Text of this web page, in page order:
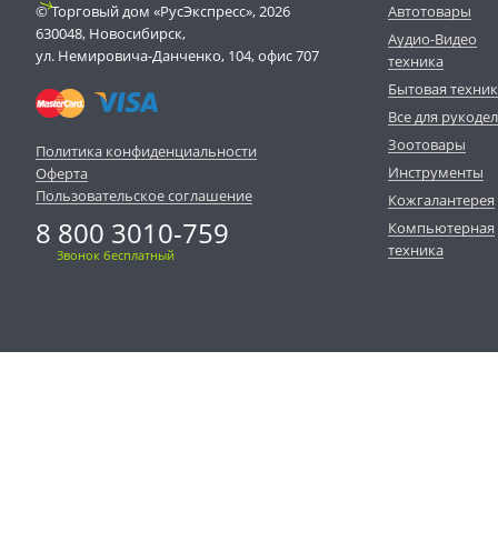
© Торговый дом «РусЭкспресс», 2026
630048, Новосибирск,
ул. Немировича-Данченко, 104, офис 707
Политика конфиденциальности
Оферта
Пользовательское соглашение
8 800 3010-759
Звонок бесплатный
Автотовары
Аудио-Видео
техника
Бытовая
Все для
Зоотовары
Инструменты
Кожгалантерея
Компьютерная
техника